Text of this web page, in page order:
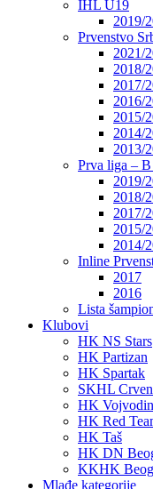
IHL U19
2019/
Prvenstvo
2021/
2018/
2017/
2016/
2015/
2014/
2013/
Prva liga – B
2019/
2018/
2017/
2015/
2014/
Inline
2017
2016
Lista
Klubovi
HK NS Stars
HK Partizan
HK Spartak
SKHL
HK
HK Red
HK Taš
HK DN
KKHK
Mlađe kategorije